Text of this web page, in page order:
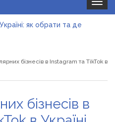
Toggle
як обрати та де
— лідер серед компаній з
бізнесів в Instagram та TikTok в
бізнесів в